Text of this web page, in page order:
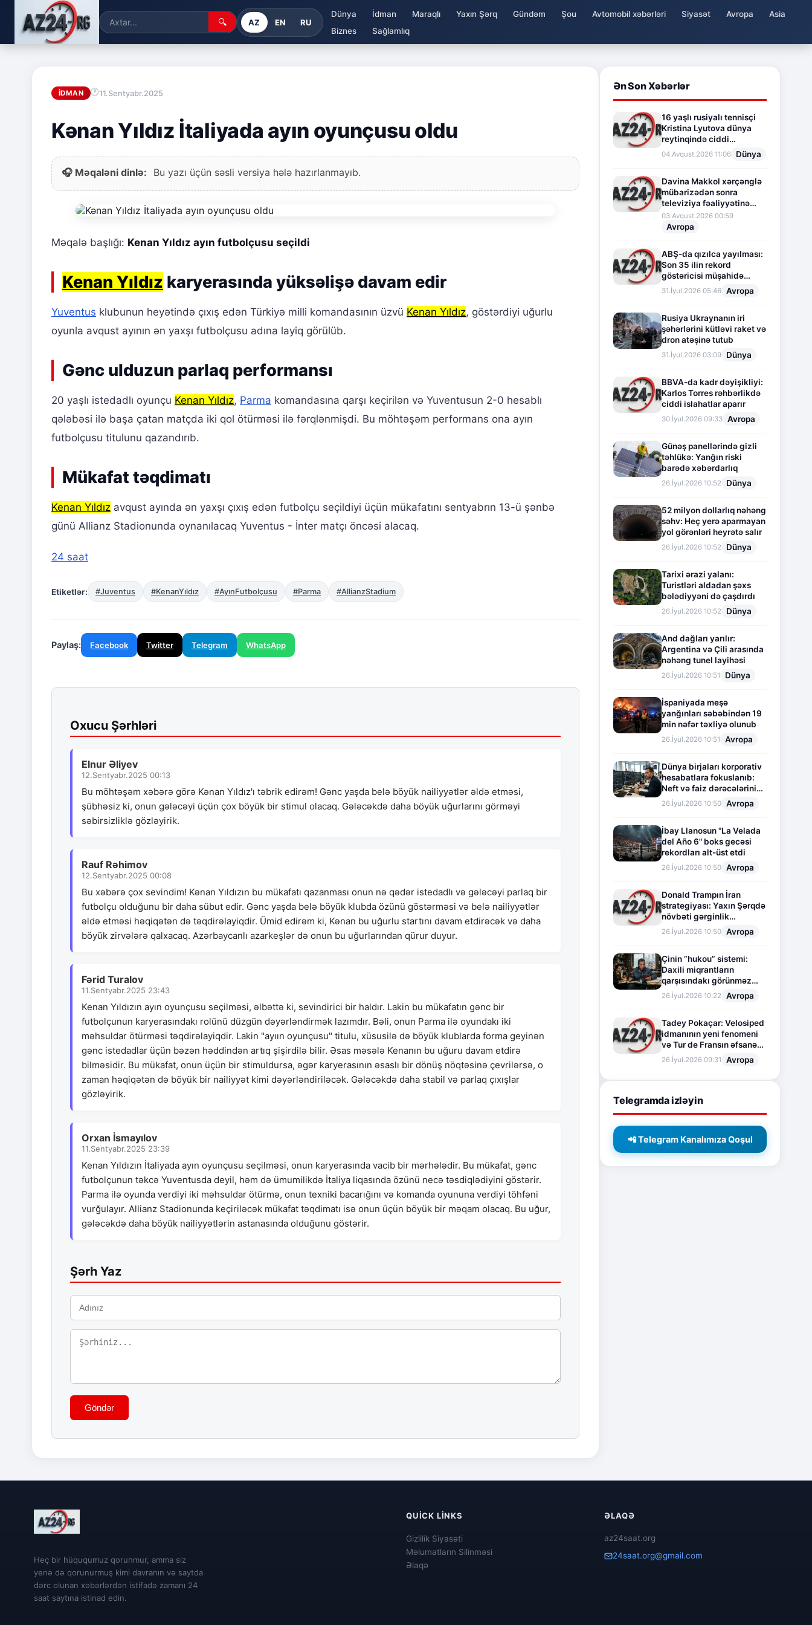
🔍 AZ EN RU
Dünya İdman Maraqlı Yaxın Şərq Gündəm Şou Avtomobil xəbərləri Siyasət Avropa
Asia
Biznes
Sağlamlıq
İDMAN 11.Sentyabr.2025
Kənan Yıldız İtaliyada ayın oyunçusu oldu
🎧 Məqaləni dinlə: Bu yazı üçün səsli versiya hələ hazırlanmayıb.
Məqalə başlığı: Kenan Yıldız ayın futbolçusu seçildi
Kenan Yıldız karyerasında yüksəlişə davam edir
Yuventus klubunun heyətində çıxış edən Türkiyə milli komandasının üzvü Kenan Yıldız, göstərdiyi uğurlu
oyunla avqust ayının ən yaxşı futbolçusu adına layiq görülüb.
Gənc ulduzun parlaq performansı
20 yaşlı istedadlı oyunçu Kenan Yıldız, Parma komandasına qarşı keçirilən və Yuventusun 2-0 hesablı
qələbəsi ilə başa çatan matçda iki qol ötürməsi ilə fərqlənmişdi. Bu möhtəşəm performans ona ayın
futbolçusu titulunu qazandırıb.
Mükafat təqdimatı
Kenan Yıldız avqust ayında ən yaxşı çıxış edən futbolçu seçildiyi üçün mükafatını sentyabrın 13-ü şənbə
günü Allianz Stadionunda oynanılacaq Yuventus - İnter matçı öncəsi alacaq.
24 saat
Etiketlər: #Juventus #KenanYıldız #AyınFutbolçusu #Parma #AllianzStadium
Paylaş: Facebook Twitter Telegram WhatsApp
Oxucu Şərhləri
Elnur Əliyev
12.Sentyabr.2025 00:13
Bu möhtəşəm xəbərə görə Kənan Yıldız'ı təbrik edirəm! Gənc yaşda belə böyük nailiyyətlər əldə etməsi,
şübhəsiz ki, onun gələcəyi üçün çox böyük bir stimul olacaq. Gələcəkdə daha böyük uğurlarını görməyi
səbirsizliklə gözləyirik.
Rauf Rəhimov
12.Sentyabr.2025 00:08
Bu xəbərə çox sevindim! Kənan Yıldızın bu mükafatı qazanması onun nə qədər istedadlı və gələcəyi parlaq bir
futbolçu olduğunu bir daha sübut edir. Gənc yaşda belə böyük klubda özünü göstərməsi və belə nailiyyətlər
əldə etməsi həqiqətən də təqdirəlayiqdir. Ümid edirəm ki, Kənan bu uğurlu startını davam etdirəcək və daha
böyük zirvələrə qalxacaq. Azərbaycanlı azarkeşlər də onun bu uğurlarından qürur duyur.
Fərid Turalov
11.Sentyabr.2025 23:43
Kenan Yıldızın ayın oyunçusu seçilməsi, əlbəttə ki, sevindirici bir haldır. Lakin bu mükafatın gənc bir
futbolçunun karyerasındakı rolünü düzgün dəyərləndirmək lazımdır. Bəli, onun Parma ilə oyundakı iki
məhsuldar ötürməsi təqdirəlayiqdir. Lakin "ayıın oyunçusu" titulu, xüsusilə də böyük klublarda forma geyinən
gənc istedadlar üçün bəzən həddindən artıq şişirdilə bilir. Əsas məsələ Kenanın bu uğuru davam etdirə
bilməsidir. Bu mükafat, onun üçün bir stimuldursa, əgər karyerasının əsaslı bir dönüş nöqtəsinə çevrilərsə, o
zaman həqiqətən də böyük bir nailiyyət kimi dəyərləndiriləcək. Gələcəkdə daha stabil və parlaq çıxışlar
gözləyirik.
Orxan İsmayılov
11.Sentyabr.2025 23:39
Kenan Yıldızın İtaliyada ayın oyunçusu seçilməsi, onun karyerasında vacib bir mərhələdir. Bu mükafat, gənc
futbolçunun təkcə Yuventusda deyil, həm də ümumilikdə İtaliya liqasında özünü necə təsdiqlədiyini göstərir.
Parma ilə oyunda verdiyi iki məhsuldar ötürmə, onun texniki bacarığını və komanda oyununa verdiyi töhfəni
vurğulayır. Allianz Stadionunda keçiriləcək mükafat təqdimatı isə onun üçün böyük bir məqam olacaq. Bu uğur,
gələcəkdə daha böyük nailiyyətlərin astanasında olduğunu göstərir.
Şərh Yaz
Göndər
Ən Son Xəbərlər
16 yaşlı rusiyalı tennisçi
Kristina Lyutova dünya
reytinqində ciddi
irəliləyişə imza atdı
04.Avqust.2026 11:06 Dünya
Davina Makkol xərçənglə
mübarizədən sonra
televiziya fəaliyyətinə
fasilə verir
03.Avqust.2026 00:59
Avropa
ABŞ-da qızılca yayılması:
Son 35 ilin rekord
göstəricisi müşahidə
olunur
31.İyul.2026 05:46 Avropa
Rusiya Ukraynanın iri
şəhərlərini kütləvi raket və
dron atəşinə tutub
31.İyul.2026 03:09 Dünya
BBVA-da kadr dəyişikliyi:
Karlos Torres rəhbərlikdə
ciddi islahatlar aparır
30.İyul.2026 09:33 Avropa
Günəş panellərində gizli
təhlükə: Yanğın riski
barədə xəbərdarlıq
26.İyul.2026 10:52 Dünya
52 milyon dollarlıq nəhəng
səhv: Heç yerə aparmayan
yol görənləri heyrətə salır
26.İyul.2026 10:52 Dünya
Tarixi ərazi yalanı:
Turistləri aldadan şəxs
bələdiyyəni də çaşdırdı
26.İyul.2026 10:52 Dünya
And dağları yarılır:
Argentina və Çili arasında
nəhəng tunel layihəsi
26.İyul.2026 10:51 Dünya
İspaniyada meşə
yanğınları səbəbindən 19
min nəfər təxliyə olunub
26.İyul.2026 10:51 Avropa
Dünya birjaları korporativ
hesabatlara fokuslanıb:
Neft və faiz dərəcələrinin
təsiri altında cari vəziyyət
26.İyul.2026 10:50 Avropa
İbay Llanosun "La Velada
del Año 6" boks gecəsi
rekordları alt-üst etdi
26.İyul.2026 10:50 Avropa
Donald Trampın İran
strategiyası: Yaxın Şərqdə
növbəti gərginlik
mərhələsi
26.İyul.2026 10:50 Avropa
Çinin “hukou” sistemi:
Daxili miqrantların
qarşısındakı görünməz
sədd
26.İyul.2026 10:22 Avropa
Tadey Pokaçar: Velosiped
idmanının yeni fenomeni
və Tur de Fransın əfsanəvi
səhifəsi
26.İyul.2026 09:31 Avropa
Telegramda izləyin
📲 Telegram Kanalımıza Qoşul
Heç bir hüququmuz qorunmur, amma siz
yenə də qorunurmuş kimi davranın və saytda
dərc olunan xəbərlərdən istifadə zamanı 24
saat saytına istinad edin.
QUICK LINKS
Gizlilik Siyasəti
Məlumatların Silinməsi
Əlaqə
ƏLAQƏ
az24saat.org
24saat.org@gmail.com